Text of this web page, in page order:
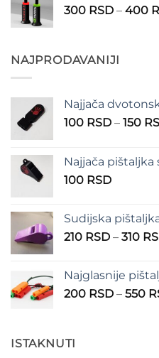
300 RSD – 400
NAJPRODAVANIJI
Najjača
100 RSD – 150
Najjača pištaljka
100 RSD
Sudijska
210 RSD – 310
Najglasnije
200 RSD – 550
ISTAKNUTI